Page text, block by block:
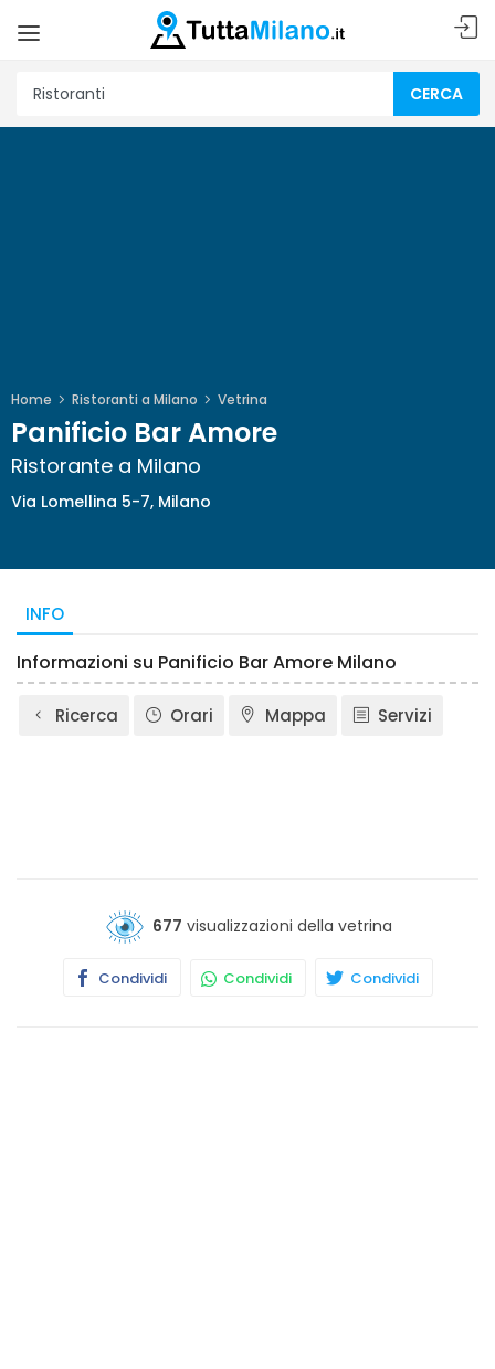
CERCA
Home Ristoranti a Milano Vetrina
Panificio Bar Amore
Ristorante a Milano
Via Lomellina 5-7, Milano
INFO
Informazioni su Panificio Bar Amore Milano
Ricerca Orari Mappa Servizi
677 visualizzazioni della vetrina
Condividi Condividi Condividi